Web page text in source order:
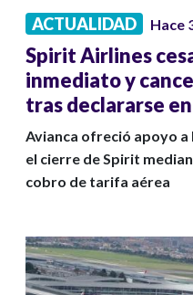
ACTUALIDAD Hace
Spirit Airlines
inmediato y
tras declararse
Avianca ofreció apoyo
el cierre de Spirit
cobro de tarifa aérea